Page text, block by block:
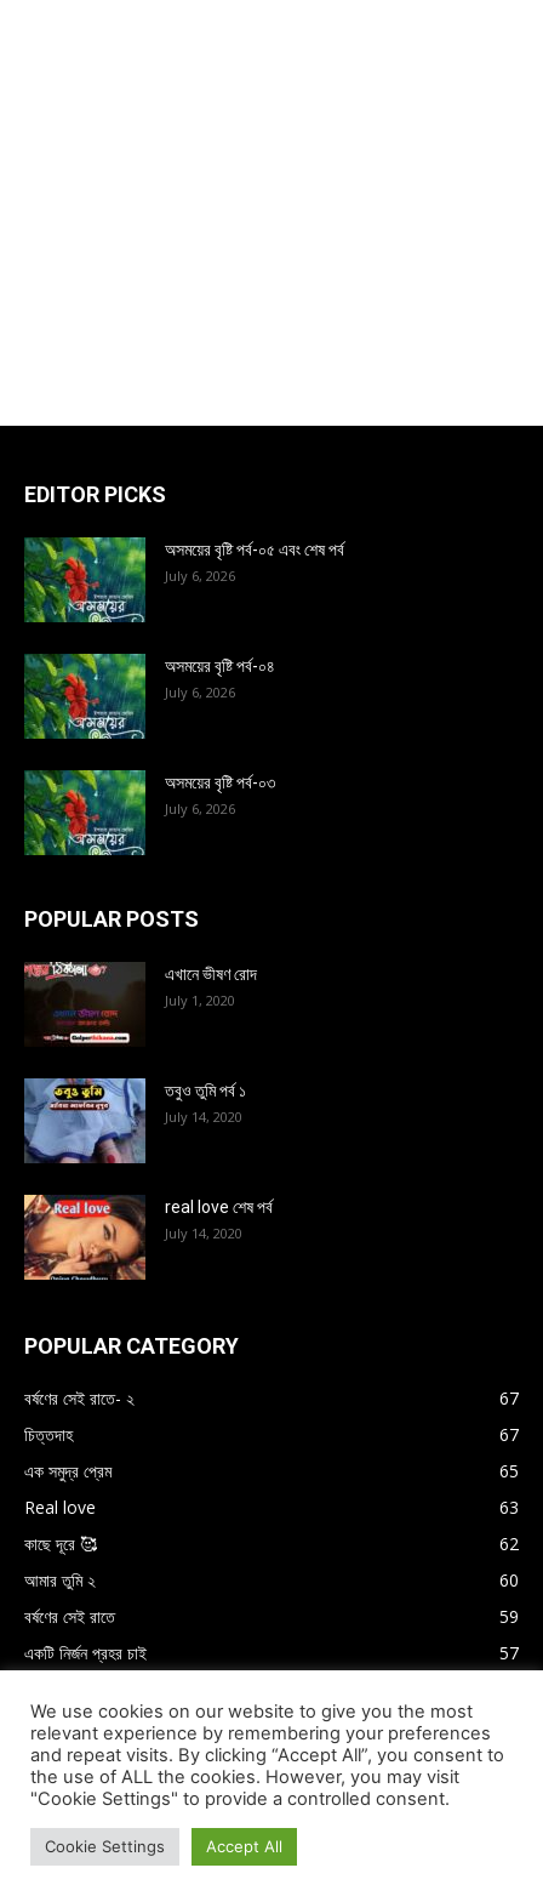
EDITOR PICKS
অসময়ের বৃষ্টি পর্ব-০৫ এবং শেষ পর্ব
July 6, 2026
অসময়ের বৃষ্টি পর্ব-০৪
July 6, 2026
অসময়ের বৃষ্টি পর্ব-০৩
July 6, 2026
POPULAR POSTS
এখানে ভীষণ রোদ
July 1, 2020
তবুও তুমি পর্ব ১
July 14, 2020
real love শেষ পর্ব
July 14, 2020
POPULAR CATEGORY
বর্ষণের সেই রাতে- ২
67
চিত্তদাহ
67
এক সমুদ্র প্রেম
65
Real love
63
কাছে দূরে 🥰
62
আমার তুমি ২
60
বর্ষণের সেই রাতে
59
একটি নির্জন প্রহর চাই
57
We use cookies on our website to give you the most
relevant experience by remembering your preferences
and repeat visits. By clicking “Accept All”, you consent to
the use of ALL the cookies. However, you may visit
"Cookie Settings" to provide a controlled consent.
Cookie Settings Accept All